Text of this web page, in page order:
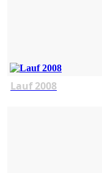
Lauf 2008